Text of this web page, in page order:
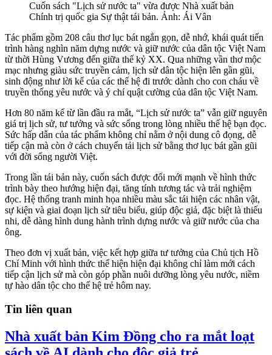
Cuốn sách "Lịch sử nước ta" vừa được Nhà xuất bản
Chính trị quốc gia Sự thật tái bản. Ảnh: Ái Vân
Tác phẩm gồm 208 câu thơ lục bát ngắn gọn, dễ nhớ, khái quát tiến
trình hàng nghìn năm dựng nước và giữ nước của dân tộc Việt Nam
từ thời Hùng Vương đến giữa thế kỷ XX. Qua những vần thơ mộc
mạc nhưng giàu sức truyền cảm, lịch sử dân tộc hiện lên gần gũi,
sinh động như lời kể của các thế hệ đi trước dành cho con cháu về
truyền thống yêu nước và ý chí quật cường của dân tộc Việt Nam.
Hơn 80 năm kể từ lần đầu ra mắt, “Lịch sử nước ta” vẫn giữ nguyên
giá trị lịch sử, tư tưởng và sức sống trong lòng nhiều thế hệ bạn đọc.
Sức hấp dẫn của tác phẩm không chỉ nằm ở nội dung cô đọng, dễ
tiếp cận mà còn ở cách chuyển tải lịch sử bằng thơ lục bát gần gũi
với đời sống người Việt.
Trong lần tái bản này, cuốn sách được đổi mới mạnh về hình thức
trình bày theo hướng hiện đại, tăng tính tương tác và trải nghiệm
đọc. Hệ thống tranh minh họa nhiều màu sắc tái hiện các nhân vật,
sự kiện và giai đoạn lịch sử tiêu biểu, giúp độc giả, đặc biệt là thiếu
nhi, dễ dàng hình dung hành trình dựng nước và giữ nước của cha
ông.
Theo đơn vị xuất bản, việc kết hợp giữa tư tưởng của Chủ tịch Hồ
Chí Minh với hình thức thể hiện hiện đại không chỉ làm mới cách
tiếp cận lịch sử mà còn góp phần nuôi dưỡng lòng yêu nước, niềm
tự hào dân tộc cho thế hệ trẻ hôm nay.
Tin liên quan
Nhà xuất bản Kim Đồng cho ra mắt loạt